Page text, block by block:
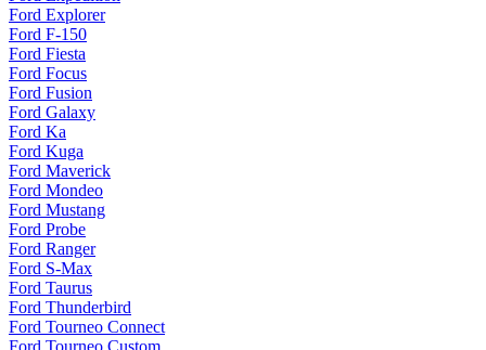
Ford Explorer
Ford F-150
Ford Fiesta
Ford Focus
Ford Fusion
Ford Galaxy
Ford Ka
Ford Kuga
Ford Maverick
Ford Mondeo
Ford Mustang
Ford Probe
Ford Ranger
Ford S-Max
Ford Taurus
Ford Thunderbird
Ford Tourneo Connect
Ford Tourneo Custom